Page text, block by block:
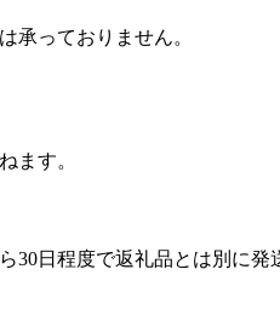
承っておりません。
ます。
日程度で返礼品とは別に発